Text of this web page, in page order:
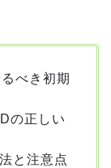
べき初期
の正しい
と注意点